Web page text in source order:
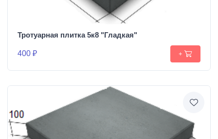
Тротуарная плитка 5к8 "Гладкая"
400 ₽ +